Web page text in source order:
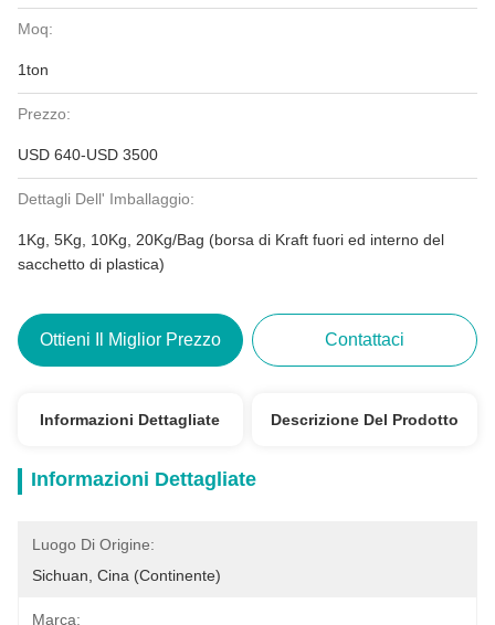
Moq:
1ton
Prezzo:
USD 640-USD 3500
Dettagli Dell' Imballaggio:
1Kg, 5Kg, 10Kg, 20Kg/Bag (borsa di Kraft fuori ed interno del
sacchetto di plastica)
Ottieni Il Miglior Prezzo Contattaci
Informazioni Dettagliate Descrizione Del Prodotto
Informazioni Dettagliate
Luogo Di Origine:
Sichuan, Cina (continente)
Marca: